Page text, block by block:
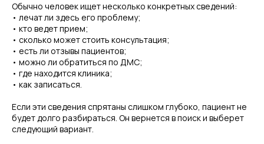
Обычно человек ищет несколько конкретных сведений:
• лечат ли здесь его проблему;
• кто ведет прием;
• сколько может стоить консультация;
• есть ли отзывы пациентов;
• можно ли обратиться по ДМС;
• где находится клиника;
• как записаться.
Если эти сведения спрятаны слишком глубоко, пациент не
будет долго разбираться. Он вернется в поиск и выберет
следующий вариант.